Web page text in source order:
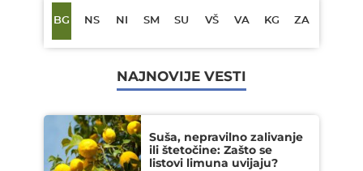
BG NS NI SM SU VŠ VA KG ZA
NAJNOVIJE VESTI
Suša, nepravilno zalivanje
ili štetočine: Zašto se
listovi limuna uvijaju?